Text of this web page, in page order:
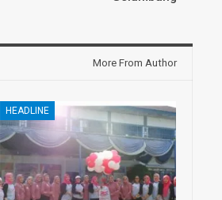
More From Author
HEADLINE